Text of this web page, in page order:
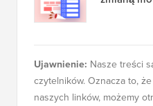
Ujawnienie: Nasze treści
czytelników. Oznacza to,
naszych linków, możemy